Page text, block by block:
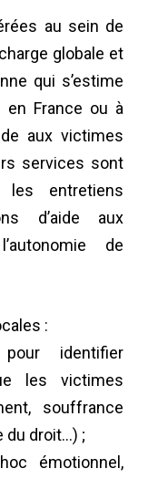
au sein de
globale et
qui s’estime
en France ou à
aux victimes
services sont
entretiens
d’aide aux
de
:
identifier
les victimes
souffrance
du droit…) ;
émotionnel,